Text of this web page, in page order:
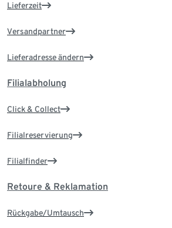
Lieferzeit
Versandpartner
Lieferadresse ändern
Filialabholung
Click & Collect
Filialreservierung
Filialfinder
Retoure & Reklamation
Rückgabe/Umtausch